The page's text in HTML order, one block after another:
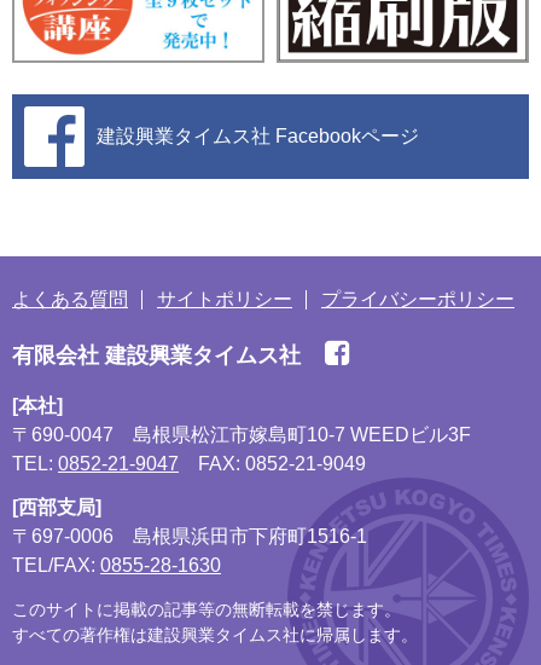
建設興業タイムス社 Facebookページ
よくある質問 サイトポリシー プライバシーポリシー
有限会社 建設興業タイムス社
[本社]
〒690-0047
島根県松江市嫁島町10-7 WEEDビル3F
TEL: 0852-21-9047 FAX: 0852-21-9049
[西部支局]
〒697-0006
島根県浜田市下府町1516-1
TEL/FAX: 0855-28-1630
このサイトに掲載の記事等の無断転載を禁じます。
すべての著作権は建設興業タイムス社に帰属します。